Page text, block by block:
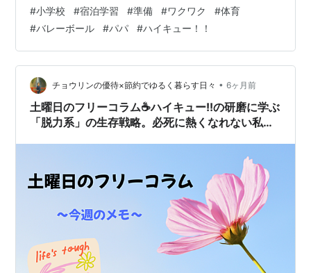
作者:古舘春一
出版社/メーカー:
発売日:2015/03/04
メディア:コミック
ハイキュー!! 16 (ジャンプコミック
発売日:2015/05/01
メディア:
コミック
この商品を含むブログ (14件) を見る
ハイキュー!! 17 (ジャンプコミック
パレートタイプの雨合羽や長袖パジャマ、滑り止め付き
の軍手、それらを入れる大型バッグなど、必要なものは
事前にそろえ、土曜日に家族で準備をしました。 しおり
を見ながら、「これは大型バッグ」「これはデイバッ
グ」と、一つずつ仕分けしていきます。 持ち物にはすべ
て名前を書くようにとのことだったの…
#小学校 #宿泊学習 #準備 #ワクワク #体育
#バレーボール #パパ #ハイキュー！！
チョウリンの優待×節約でゆるく暮らす日々 • 6ヶ月前
土曜日のフリーコラム☕ハイキュー!!の研磨に学ぶ
「脱力系」の生存戦略。必死に熱くなれない私